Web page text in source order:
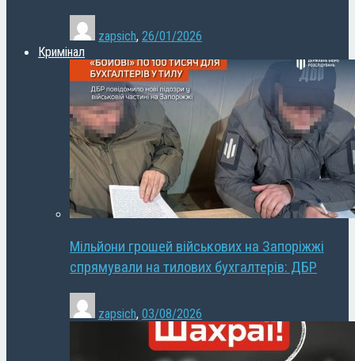
zapsich, 26/01/2026
Кримінал
Мільйони грошей військових на Запоріжжі
спрямували на тилових бухгалтерів: ДБР
zapsich, 03/08/2026